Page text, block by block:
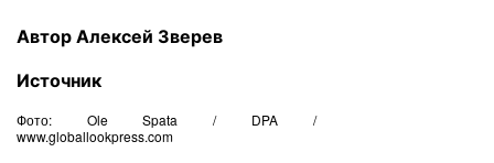
Автор Алексей Зверев
Источник
Фото: Ole Spata / DPA /
www.globallookpress.com